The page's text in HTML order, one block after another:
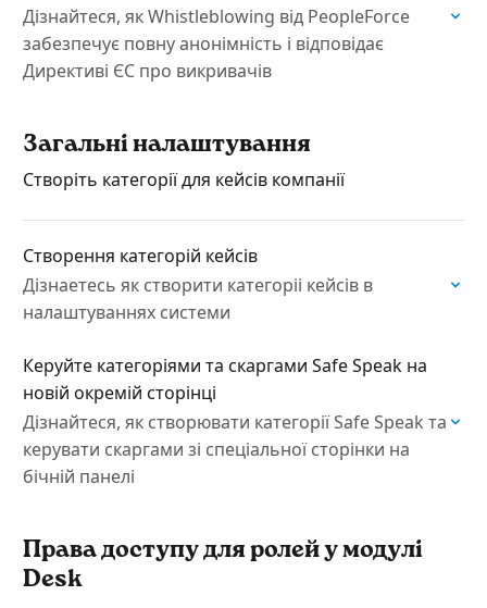
Дізнайтеся, як Whistleblowing від PeopleForce
забезпечує повну анонімність і відповідає
Директиві ЄС про викривачів
Загальні налаштування
Створіть категорії для кейсів компанії
Cтворення категорій кейсів
Дізнаетесь як створити категоріі кейсів в
налаштуваннях системи
Керуйте категоріями та скаргами Safe Speak на
новій окремій сторінці
Дізнайтеся, як створювати категорії Safe Speak та
керувати скаргами зі спеціальної сторінки на
бічній панелі
Права доступу для ролей у модулі
Desk